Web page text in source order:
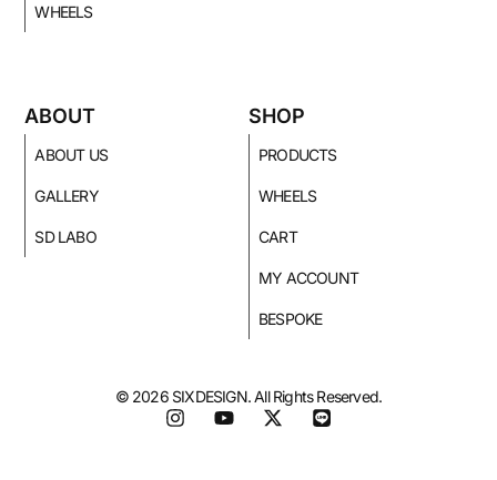
WHEELS
ABOUT
ABOUT US
GALLERY
SD LABO
SHOP
PRODUCTS
WHEELS
CART
MY ACCOUNT
BESPOKE
© 2026 SIXDESIGN. All Rights Reserved.